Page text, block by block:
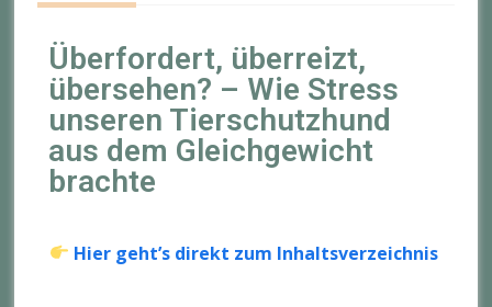
Überfordert, überreizt,
übersehen? – Wie Stress
unseren Tierschutzhund
aus dem Gleichgewicht
brachte
Hier geht’s direkt zum Inhaltsverzeichnis